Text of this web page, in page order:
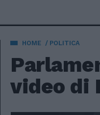
HOME POLITICA
video di